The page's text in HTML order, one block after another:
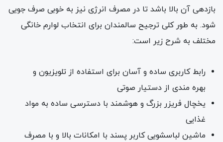
بازدهی آن بالا باشد تا در مصرف انرژی نیز به خوبی صرف جویی
شود. به طور کلی ترجیح سالمندان برای انتخاب لوارم خانگی
مختلف به شرح زیر است:
رابط کاربری ساده و آسان برای استفاده از تلویزیون و
بهره مندی از دستیار صوتی
یخچال فریزر بزرگ و هوشمند با دسترسی ساده به مواد
غذایی
ماشین لباسشویی کاربر پسند با امکانات بالا و با مصرف